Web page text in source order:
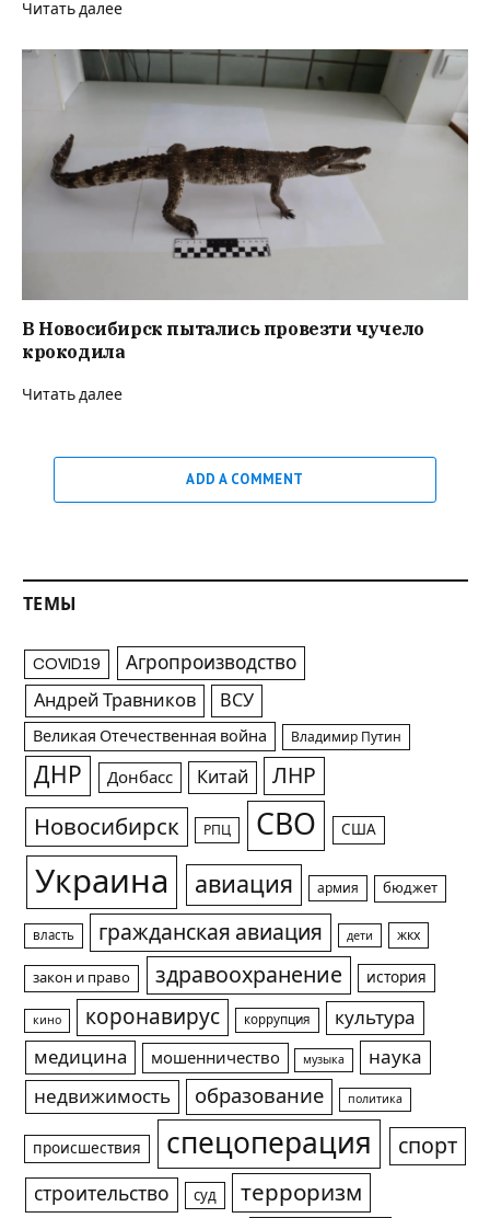
Читать далее
В Новосибирск пытались провезти чучело
крокодила
Читать далее
ADD A COMMENT
ТЕМЫ
COVID19 Агропроизводство
Андрей Травников ВСУ
Великая Отечественная война Владимир Путин
ДНР Донбасс Китай ЛНР
Новосибирск РПЦ СВО США
Украина авиация армия бюджет
власть гражданская авиация дети жкх
закон и право здравоохранение история
кино коронавирус коррупция
культура
медицина
мошенничество музыка
наука
недвижимость
образование политика
происшествия спецоперация спорт
строительство суд терроризм